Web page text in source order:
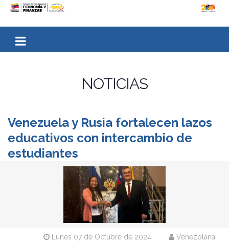
NOTICIAS
Venezuela y Rusia fortalecen lazos
educativos con intercambio de
estudiantes
Lunes 07 de Octubre de 2024
Venezolana